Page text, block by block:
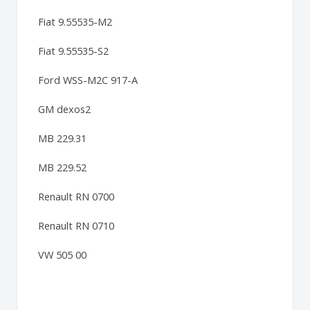
Fiat 9.55535-M2
Fiat 9.55535-S2
Ford WSS-M2C 917-A
GM dexos2
MB 229.31
MB 229.52
Renault RN 0700
Renault RN 0710
VW 505 00